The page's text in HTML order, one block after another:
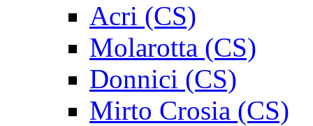
Acri (CS)
Molarotta (CS)
Donnici (CS)
Mirto Crosia (CS)